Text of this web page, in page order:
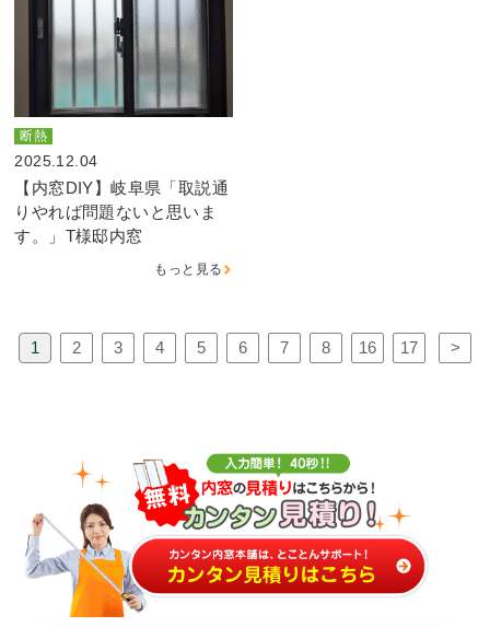
断熱
2025.12.04
【内窓DIY】岐阜県「取説通
りやれば問題ないと思いま
す。」T様邸内窓
もっと見る
1 2 3 4 5 6 7 8 16 17 >